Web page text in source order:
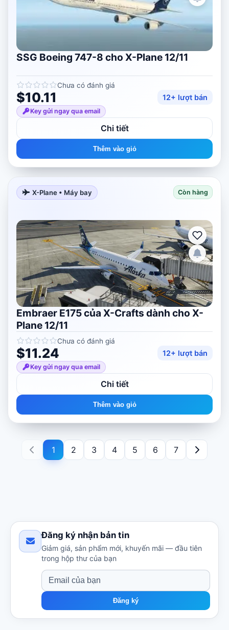
SSG Boeing 747-8 cho X-Plane 12/11
Chưa có đánh giá
$10.11 12+ lượt bán
Key gửi ngay qua email
Chi tiết
Thêm vào giỏ
X-Plane • Máy bay Còn hàng
Embraer E175 của X-Crafts dành cho X-
Plane 12/11
Chưa có đánh giá
$11.24 12+ lượt bán
Key gửi ngay qua email
Chi tiết
Thêm vào giỏ
1 2 3 4 5 6 7
Đăng ký nhận bản tin
Giảm giá, sản phẩm mới, khuyến mãi — đầu tiên
trong hộp thư của bạn
Đăng ký